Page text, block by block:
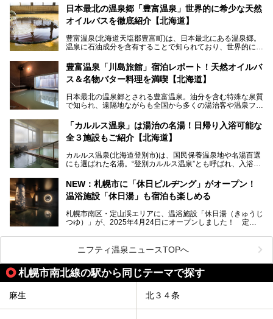
動拠点である北海道の銭湯「湯屋・サーモン」にて、メンズ
スキンケアブランド バルクオムの「ONE DAY KIT」を数量
限定でプレゼントいたします。
で、ぜひお試しください。※6月13日配布開始、なくなり次
第終了
───
提供元：株式会社バルクオム【PR】
この記事は株式会社バルクオム商品のPR記事です。
日本最北の温泉郷「豊富温泉」世界的に希少な天然
オイルバスを徹底紹介【北海道】
豊富温泉(北海道天塩郡豊富町)は、日本最北にある温泉郷。
温泉に石油成分を含有することで知られており、世界的にも
に特効があると言われ、遠隔地ながらも全国から湯治・療養
目的で多くの人々が訪れます。
地体験し、独自の視点で豊富温泉の“天然オイルバス”をレポ
ート。温泉地概要や日帰り入浴施設をはじめ、宿泊施設・ア
豊富温泉「川島旅館」宿泊レポート！天然オイルバ
ス＆名物バター料理を満喫【北海道】
日本最北の温泉郷とされる豊富温泉。油分を含む特殊な泉質
で知られ、遠隔地ながらも全国から多くの湯治客や温泉ファ
「川島旅館」は、豊富温泉の開湯当初から営業する老舗旅
館。とりわけ温泉の良さと名物のバター料理に定評があり、
の温泉や料理をはじめ、パブリックスペース・客室など宿の
全貌を徹底的にご紹介します！
「カルルス温泉」は湯治の名湯！日帰り入浴可能な
全３施設もご紹介【北海道】
カルルス温泉(北海道登別市)は、国民保養温泉地や名湯百選
にも選ばれた名湯。“登別カルルス温泉”とも呼ばれ、入浴剤
豊かな登別温泉とは対照的な存在で、今も湯治場的な要素が
残る閑静な温泉地です。
地体験し、カルルス温泉をご紹介。温泉地の概要や泉質解説
をはじめ、日帰り入浴可能な全３施設の紹介・周辺観光・ア
NEW：札幌市に「休日ビルヂング」がオープン！
温浴施設「休日湯」も宿泊も楽しめる
札幌市南区・定山渓エリアに、温浴施設「休日湯（きゅうじ
つゆ）」が、2025年4月24日にオープンしました！ 定山
この施設は、温泉・サウナの「休日湯」・ラウンジの「THE
LOUNGE DAYOF」・グルメ「休日洋麺店」・ホテル「エク
スクラメーションホテル」で構成された、まさに大人の癒し
空間。
今回は、そんな「休日ビルヂング」の魅力を5つのポイント
ニフティ温泉ニュースTOPへ
札幌市南北線の駅から同じテーマで探す
麻生 北３４条